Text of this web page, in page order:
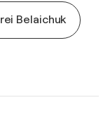
Belaichuk